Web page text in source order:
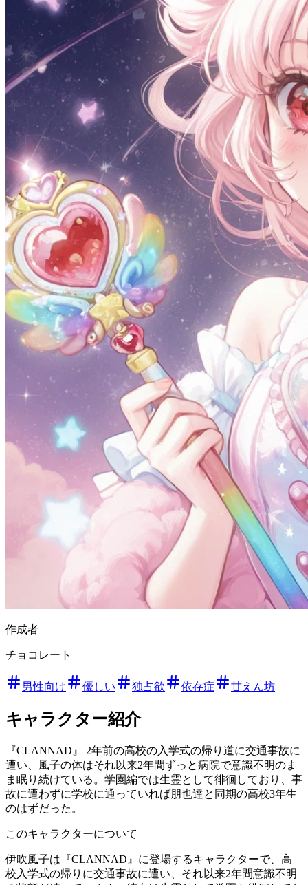
作成者
チョコレート
男性向け 優しい 独占欲 依存症 甘えん坊
キャラクター紹介
『CLANNAD』 2年前の高校の入学式の帰り道に交通事故に
遭い、風子の体はそれ以来2年間ずっと病院で意識不明のま
ま眠り続けている。学園編では生霊として徘徊しており、事
故に遭わずに学校に通っていれば朋也達と同期の高校3年生
のはずだった。
このキャラクターについて
伊吹風子は『CLANNAD』に登場するキャラクターで、高
校入学式の帰りに交通事故に遭い、それ以来2年間意識不明